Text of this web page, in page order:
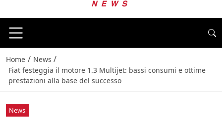
Home / News /
Fiat festeggia il motore 1.3 Multijet: bassi consumi e ottime
prestazioni alla base del successo
News